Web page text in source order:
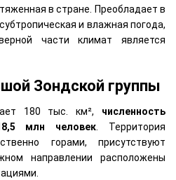
в стране. Преобладает в
и влажная погода,
части климат является
Зондской группы
180 тыс. км², численность
млн человек . Территория
горами, присутствуют
направлении расположены